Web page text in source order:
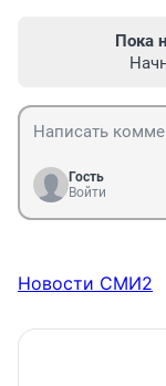
Пока
Гость
Войти
Новости СМИ2